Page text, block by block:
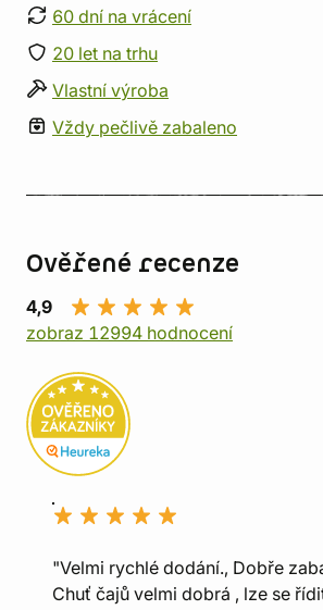
60 dní na vrácení
20 let na trhu
Vlastní výroba
Vždy pečlivě zabaleno
Ověřené recenze
4,9
zobraz 12994 hodnocení
"Velmi rychlé dodání., Dobře
Chuť čajů velmi dobrá , lze se